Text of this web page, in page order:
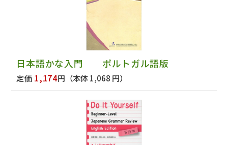
日本語かな入門 ポルトガル語版
定価 1,174円 （本体 1,068 円）